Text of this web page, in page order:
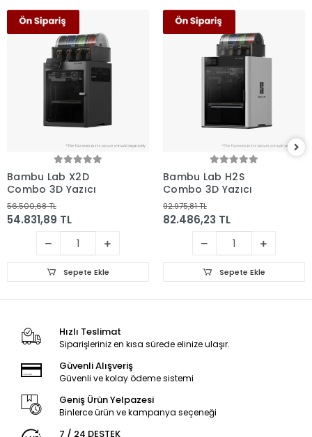
Bambu Lab X2D
Combo 3D Yazıcı
56.500,68 TL
54.831,89 TL
Sepete Ekle
Bambu Lab H2S
Combo 3D Yazıcı
92.975,81 TL
82.486,23 TL
Sepete Ekle
Hızlı Teslimat
Siparişleriniz en kısa sürede elinize ulaşır.
Güvenli Alışveriş
Güvenli ve kolay ödeme sistemi
Geniş Ürün Yelpazesi
Binlerce ürün ve kampanya seçeneği
7 / 24 DESTEK